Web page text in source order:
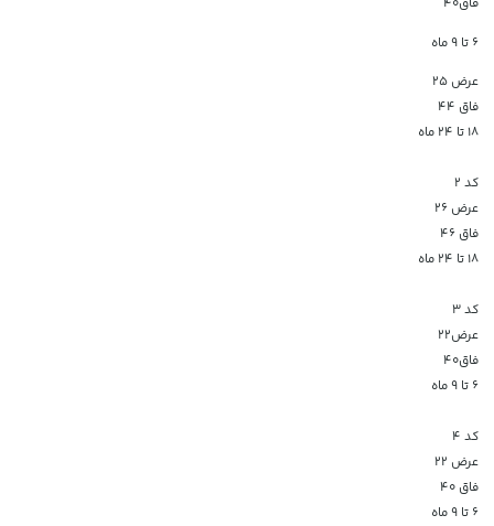
6 تا 9 ماه
عرض 25
فاق 44
۱۸ تا ۲۴ ماه
کد ۲
عرض ۲۶
فاق ۴۶
۱۸ تا ۲۴ ماه
کد ۳
عرض۲۲
فاق۴۰
۶ تا ۹ ماه
کد ۴
عرض ۲۲
فاق ۴۰
۶ تا ۹ ماه